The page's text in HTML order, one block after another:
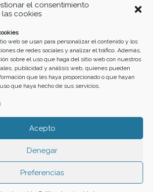
el consentimiento
las cookies
web se usan para personalizar el contenido y los
de redes sociales y analizar el tráfico. Además,
sobre el uso que haga del sitio web con nuestros
publicidad y análisis web, quienes pueden
que les haya proporcionado o que hayan
que haya hecho de sus servicios.
Acepto
Denegar
Preferencias
12
19 20 21 22 23
26 27 28 29
Funciona gracias a